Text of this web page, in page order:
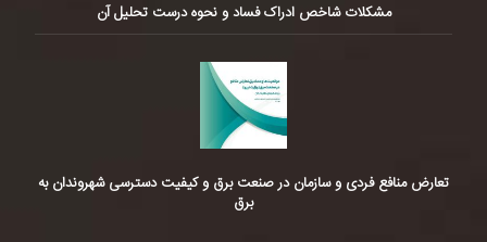
مشکلات شاخص ادراک فساد و نحوه درست تحلیل آن
تعارض منافع فردی و سازمان در صنعت برق و کیفیت دسترسی شهروندان به
برق